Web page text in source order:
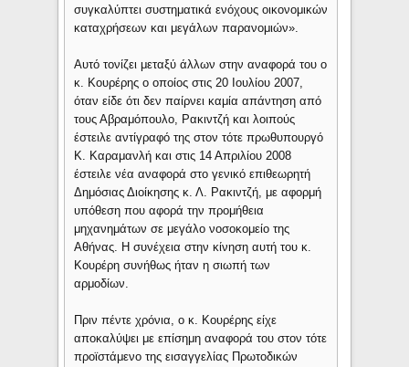
συγκαλύπτει συστηματικά ενόχους οικονομικών
καταχρήσεων και μεγάλων παρανομιών».
Αυτό τονίζει μεταξύ άλλων στην αναφορά του ο
κ. Κουρέρης ο οποίος στις 20 Ιουλίου 2007,
όταν είδε ότι δεν παίρνει καμία απάντηση από
τους Αβραμόπουλο, Ρακιντζή και λοιπούς
έστειλε αντίγραφό της στον τότε πρωθυπουργό
Κ. Καραμανλή και στις 14 Απριλίου 2008
έστειλε νέα αναφορά στο γενικό επιθεωρητή
Δημόσιας Διοίκησης κ. Λ. Ρακιντζή, με αφορμή
υπόθεση που αφορά την προμήθεια
μηχανημάτων σε μεγάλο νοσοκομείο της
Αθήνας. Η συνέχεια στην κίνηση αυτή του κ.
Κουρέρη συνήθως ήταν η σιωπή των
αρμοδίων.
Πριν πέντε χρόνια, ο κ. Κουρέρης είχε
αποκαλύψει με επίσημη αναφορά του στον τότε
προϊστάμενο της εισαγγελίας Πρωτοδικών